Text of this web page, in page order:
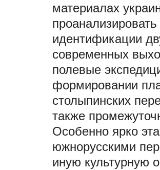
материалах
идентификации
современных
полевые
формировании
столыпинских
также
Особенно ярко
южнорусскими
иную культурную